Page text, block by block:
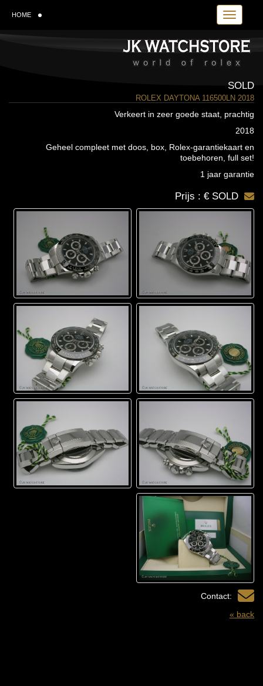
Toggle
HOME
SOLD
ROLEX DAYTONA 116500LN 2018
Verkeert in zeer goede staat, prachtig
2018
Geheel compleet met doos, box, Rolex-garantiekaart en
toebehoren, full set!
1 jaar garantie
Prijs : € SOLD
Contact:
« back